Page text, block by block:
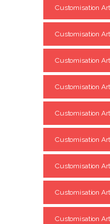
Customisation
Customisation
Customisation
Customisation
Customisation
Customisation
Customisation
Customisation
Customisation